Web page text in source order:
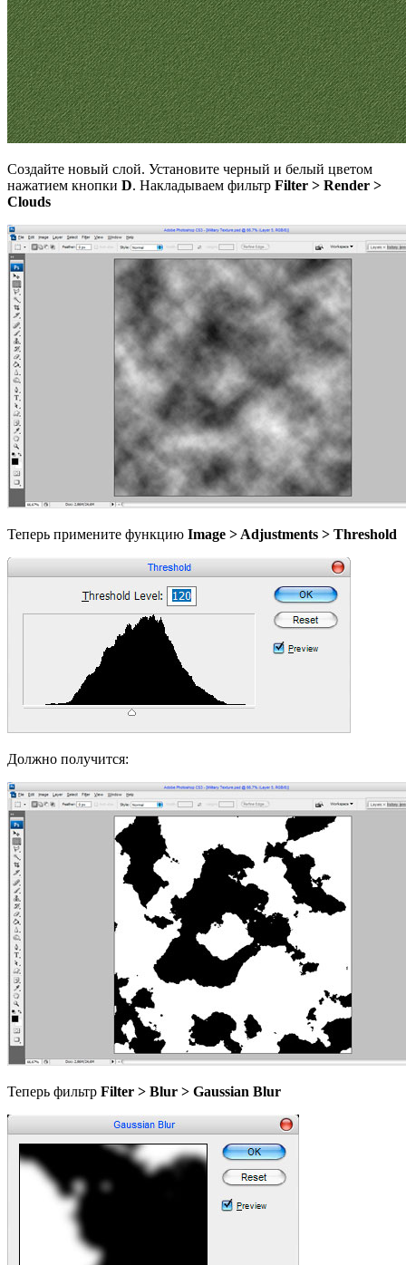
Создайте новый слой. Установите черный и белый цветом
нажатием кнопки D. Накладываем фильтр Filter > Render >
Clouds
Теперь примените функцию Image > Adjustments > Threshold
Должно получится:
Теперь фильтр Filter > Blur > Gaussian Blur